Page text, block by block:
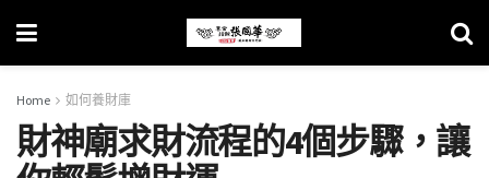
Home 如何養財庫
財神廟求財流程的4個步驟，讓